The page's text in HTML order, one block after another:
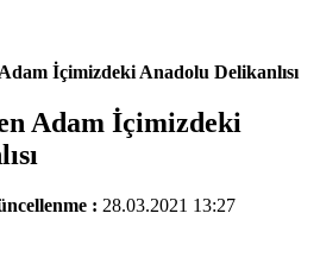
İçimizdeki Anadolu Delikanlısı
Adam İçimizdeki
: 28.03.2021 13:27